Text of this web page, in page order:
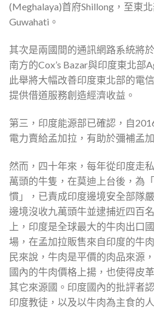
(Meghalaya)首府Shillong，至東
Guwahati。
其次是兩國間的通訊網路系統將
南方的Cox’s Bazar與印度東北部
此舉將大幅改善印度東北部的電
提供借道服務創造經濟收益。
第三，印度能源部已確認，自
電力賣給孟加拉，有助於彌補孟
然而，四十年來，每年從印度走
萬頭的牛隻，在莫迪上台後，為
慣」，已責成印度邊境安全部隊
邊境沒收九萬頭牛並逮捕近四百
上，印度是全球最大的牛肉出口
場，在孟加拉販售來自印度的牛
民來說，牛肉是平價的肉品來源
國內的牛肉價格上揚，也使得皮
其它來源國。印度國內的批評者
印度教徒，以及以牛肉為主食的